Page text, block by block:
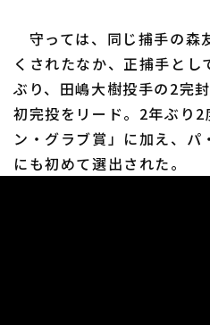
守っては、同じ捕手の森
くされたなか、正捕手と
ぶり、田嶋大樹投手の2完
初完投をリード。2年ぶり
ン・グラブ賞」に加え、パ
にも初めて選出された。